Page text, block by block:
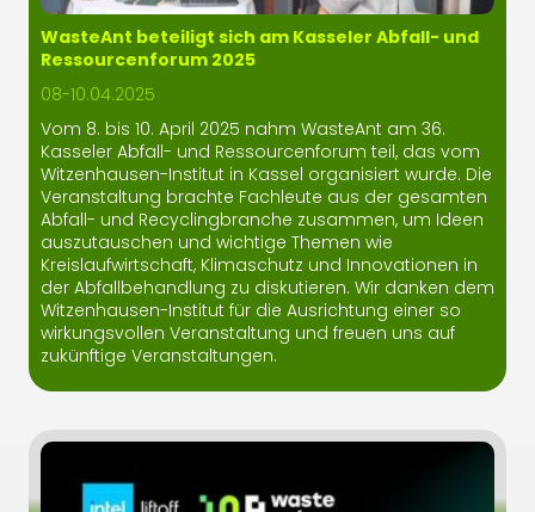
WasteAnt beteiligt sich am Kasseler Abfall- und
Ressourcenforum 2025
08-10.04.2025
Vom 8. bis 10. April 2025 nahm WasteAnt am 36.
Kasseler Abfall- und Ressourcenforum teil, das vom
Witzenhausen-Institut in Kassel organisiert wurde. Die
Veranstaltung brachte Fachleute aus der gesamten
Abfall- und Recyclingbranche zusammen, um Ideen
auszutauschen und wichtige Themen wie
Kreislaufwirtschaft, Klimaschutz und Innovationen in
der Abfallbehandlung zu diskutieren. Wir danken dem
Witzenhausen-Institut für die Ausrichtung einer so
wirkungsvollen Veranstaltung und freuen uns auf
zukünftige Veranstaltungen.